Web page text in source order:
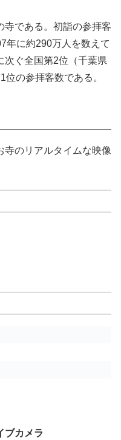
寺である。初詣の参拝客
年に約290万人を数えて
次ぐ全国第2位（千葉県
の参拝客数である。
寺のリアルタイムな映像
ブカメラ